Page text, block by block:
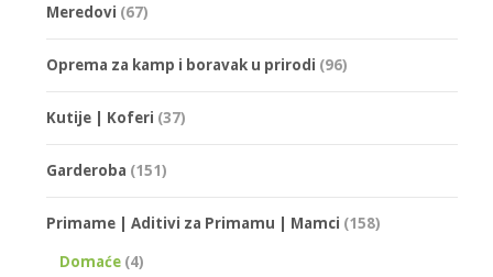
Meredovi (67)
Oprema za kamp i boravak u prirodi (96)
Kutije | Koferi (37)
Garderoba (151)
Primame | Aditivi za Primamu | Mamci (158)
Domaće (4)